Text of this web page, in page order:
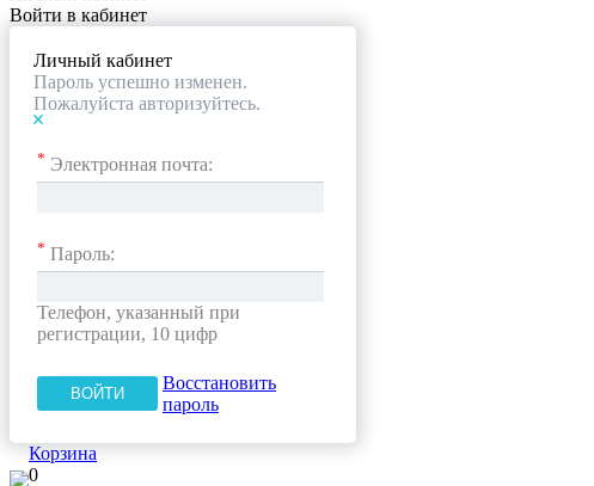
Войти в кабинет
Личный кабинет
Пароль успешно изменен.
Пожалуйста авторизуйтесь.
* Электронная почта:
* Пароль:
Телефон, указанный при
регистрации, 10 цифр
Восстановить
пароль
Корзина
0